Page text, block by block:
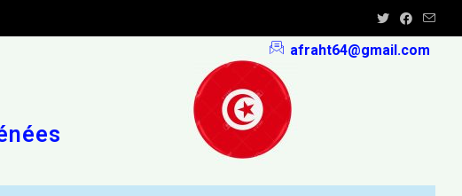
afraht64@gmail.com